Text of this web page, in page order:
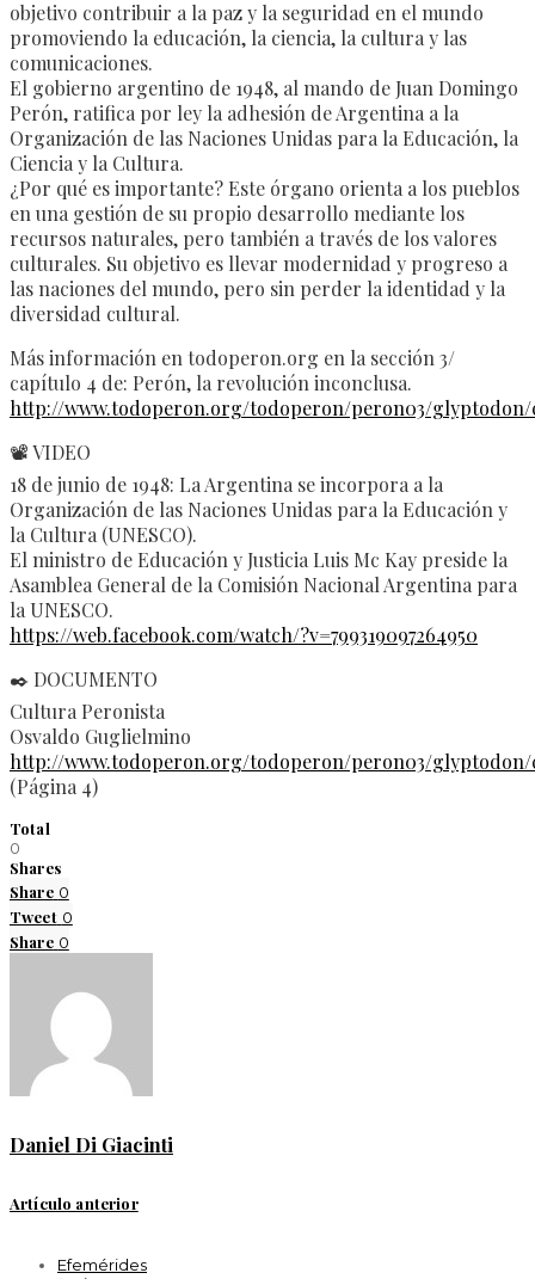
objetivo contribuir a la paz y la seguridad en el mundo
promoviendo la educación, la ciencia, la cultura y las
comunicaciones.
El gobierno argentino de 1948, al mando de Juan Domingo
Perón, ratifica por ley la adhesión de Argentina a la
Organización de las Naciones Unidas para la Educación, la
Ciencia y la Cultura.
¿Por qué es importante? Este órgano orienta a los pueblos
en una gestión de su propio desarrollo mediante los
recursos naturales, pero también a través de los valores
culturales. Su objetivo es llevar modernidad y progreso a
las naciones del mundo, pero sin perder la identidad y la
diversidad cultural.
Más información en todoperon.org en la sección 3/
capítulo 4 de: Perón, la revolución inconclusa.
http://www.todoperon.org/todoperon/peron03/
📽️ VIDEO
18 de junio de 1948: La Argentina se incorpora a la
Organización de las Naciones Unidas para la Educación y
la Cultura (UNESCO).
El ministro de Educación y Justicia Luis Mc Kay preside la
Asamblea General de la Comisión Nacional Argentina para
la UNESCO.
https://web.facebook.com/watch/?v=799319097264950
✒️ DOCUMENTO
Cultura Peronista
Osvaldo Guglielmino
http://www.todoperon.org/todoperon/peron03/
(Página 4)
Total
0
Shares
Share 0
Tweet 0
Share 0
Daniel Di Giacinti
Artículo anterior
Efemérides